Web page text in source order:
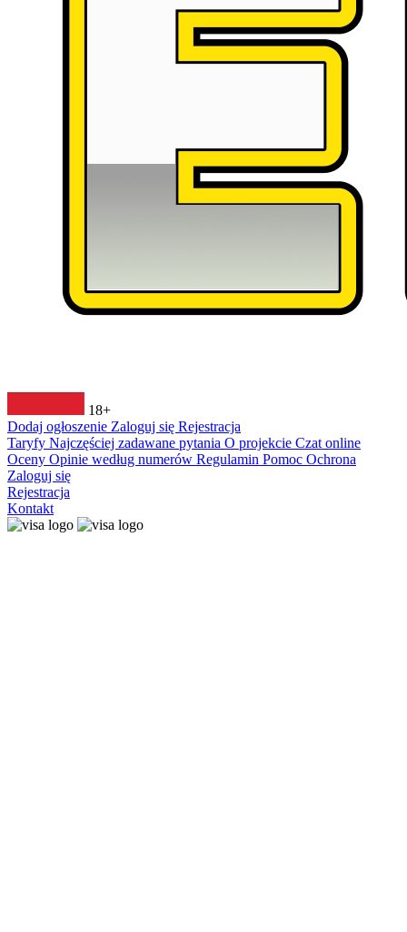
18+
Dodaj ogłoszenie Zaloguj się Rejestracja
Taryfy Najczęściej zadawane pytania O projekcie Czat online
Oceny Opinie według numerów Regulamin Pomoc Ochrona
Zaloguj się
Rejestracja
Kontakt